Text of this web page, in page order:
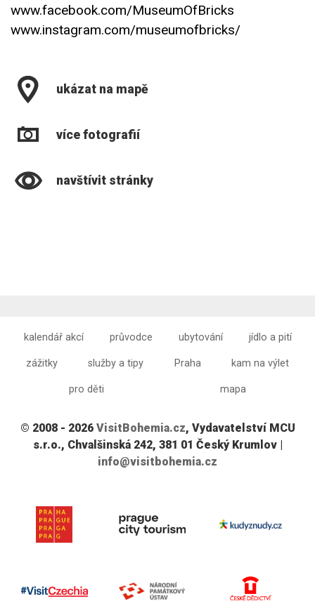
www.facebook.com/MuseumOfBricks
www.instagram.com/museumofbricks/
ukázat na mapě
více fotografií
navštívit stránky
kalendář akcí průvodce ubytování jídlo a pití
zážitky služby a tipy Praha kam na výlet
pro děti mapa
© 2008 - 2026 VisitBohemia.cz, Vydavatelství MCU
s.r.o., Chvalšinská 242, 381 01 Český Krumlov |
info@visitbohemia.cz